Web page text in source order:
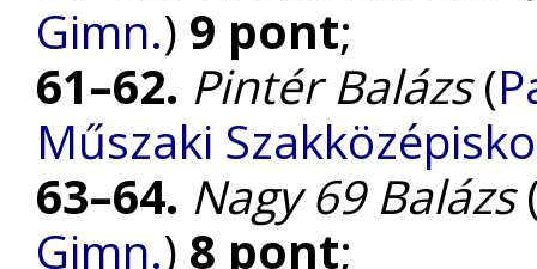
Gimn.) 9 pont;
61–62. Pintér Balázs(
Műszaki
63–64. Nagy 69 Balázs
Gimn.) 8 pont;